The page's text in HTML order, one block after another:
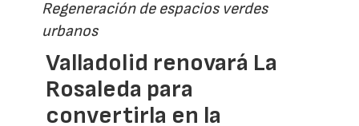
Regeneración de espacios verdes
urbanos
Valladolid renovará La
Rosaleda para
convertirla en la